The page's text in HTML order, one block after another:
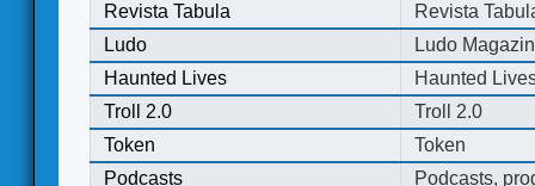
Revista Tabula
Revista
Ludo
Ludo
Haunted Lives
Haunted
Troll 2.0
Troll 2.0
Token
Token
Podcasts
Podcasts,